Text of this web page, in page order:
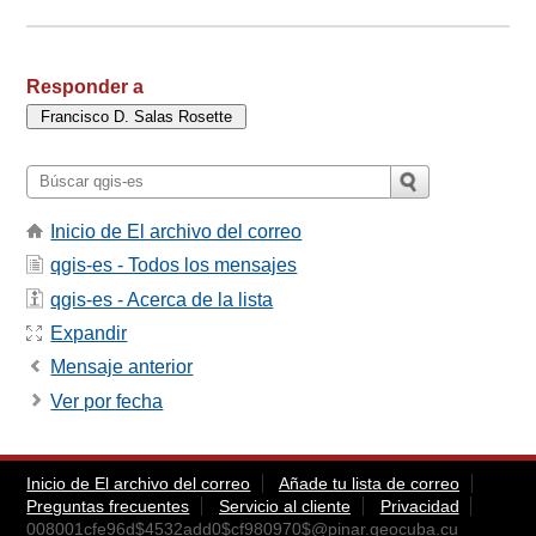
Responder a
Inicio de El archivo del correo
qgis-es - Todos los mensajes
qgis-es - Acerca de la lista
Expandir
Mensaje anterior
Ver por fecha
Inicio de El archivo del correo
Añade tu lista de correo
Preguntas frecuentes
Servicio al cliente
Privacidad
008001cfe96d$4532add0$cf980970$@pinar.geocuba.cu